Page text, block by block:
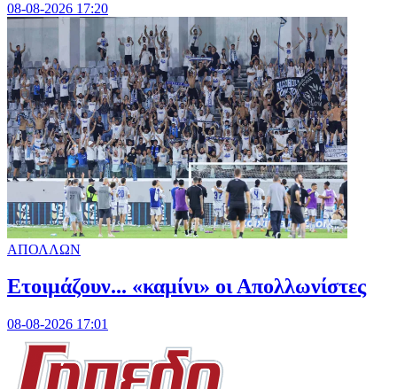
08-08-2026 17:20
ΑΠΟΛΛΩΝ
Ετοιμάζουν... «καμίνι» οι Απολλωνίστες
08-08-2026 17:01